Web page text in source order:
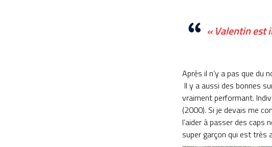
« Valentin est
Après il n’y a pas que du
Il y a aussi des bonnes
vraiment performant.
(2000). Si je devais me
l’aider à passer des caps
super garçon qui est très